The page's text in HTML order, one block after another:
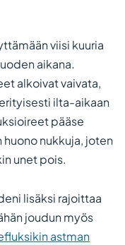
viisi kuuria
aikana.
alkoivat vaivata,
ilta-aikaan
pääse
nukkuja, joten
unet pois.
lisäksi rajoittaa
joudun myös
astman